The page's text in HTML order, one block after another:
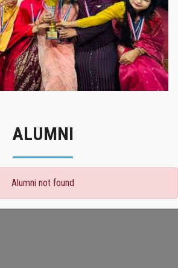
ALUMNI
Alumni not found